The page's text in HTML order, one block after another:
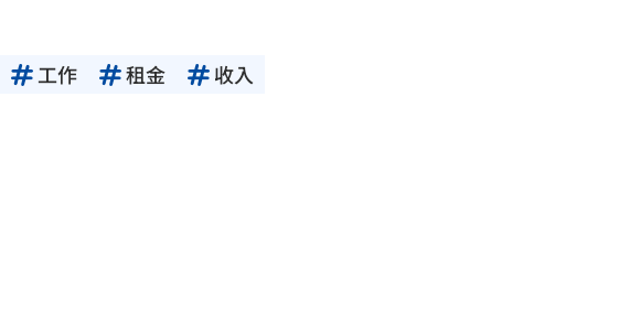
工作 租金 收入